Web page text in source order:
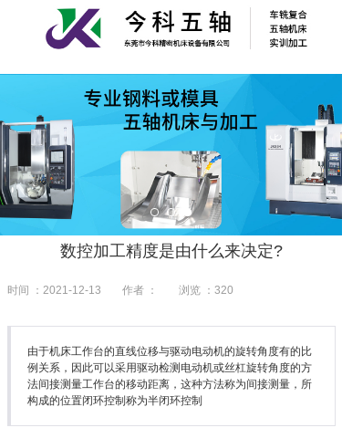
数控加工精度是由什么来决定?
时间 ：2021-12-13 作者 ： 浏览 ： 320
由于机床工作台的直线位移与驱动电动机的旋转角度有的比
例关系，因此可以采用驱动检测电动机或丝杠旋转角度的方
法间接测量工作台的移动距离，这种方法称为间接测量，所
构成的位置闭环控制称为半闭环控制